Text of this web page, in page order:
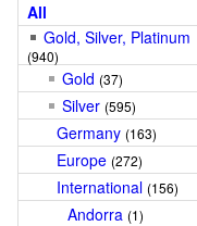
All
Gold, Silver, Platinum
(940)
Gold (37)
Silver (595)
Germany (163)
Europe (272)
International (156)
Andorra (1)